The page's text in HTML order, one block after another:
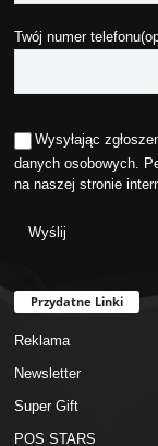
Twój numer
Wysyłając
danych osobowych.
na naszej stronie
Przydatne Linki
Reklama
Newsletter
Super Gift
POS STARS